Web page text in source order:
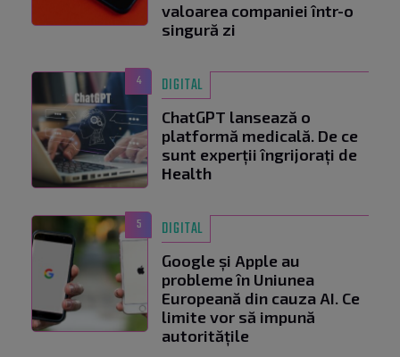
valoarea companiei într-o
singură zi
4 DIGITAL
ChatGPT lansează o
platformă medicală. De ce
sunt experții îngrijorați de
Health
5 DIGITAL
Google și Apple au
probleme în Uniunea
Europeană din cauza AI. Ce
limite vor să impună
autoritățile